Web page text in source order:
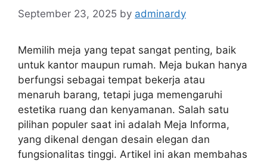
September 23, 2025 by adminardy
Memilih meja yang tepat sangat penting, baik
untuk kantor maupun rumah. Meja bukan hanya
berfungsi sebagai tempat bekerja atau
menaruh barang, tetapi juga memengaruhi
estetika ruang dan kenyamanan. Salah satu
pilihan populer saat ini adalah Meja Informa,
yang dikenal dengan desain elegan dan
fungsionalitas tinggi. Artikel ini akan membahas